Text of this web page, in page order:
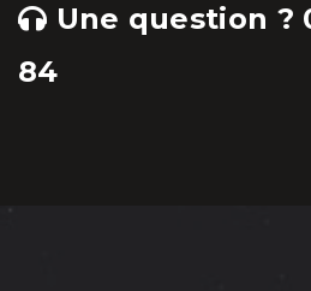
Une question ?
84